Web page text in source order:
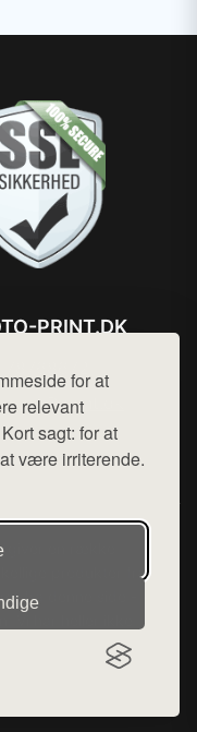
for at
relevant
sagt: for at
være irriterende.
PRINT.DK
hej@want.dk
og privatlivspolitik
en række
produkter fra
fra denne side - vi